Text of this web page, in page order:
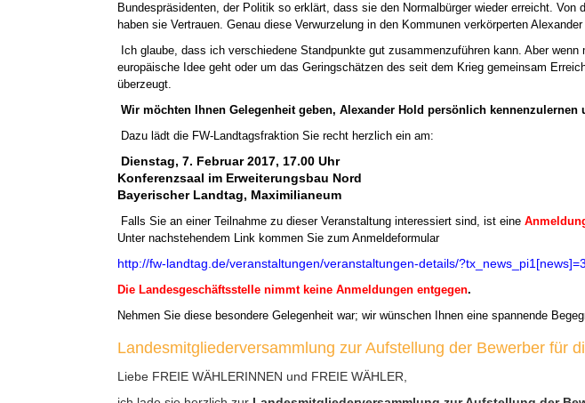
Bundespräsidenten, der Politik so erklärt, dass sie den Normalbürger wieder erreicht. Von
haben sie Vertrauen. Genau diese Verwurzelung in den Kommunen verkörperten
Ich glaube, dass ich verschiedene Standpunkte gut zusammenzuführen kann. Aber
europäische Idee geht oder um das Geringschätzen des seit dem Krieg gemeinsam
überzeugt.
Wir möchten Ihnen Gelegenheit geben, Alexander Hold persönlich
Dazu lädt die FW-Landtagsfraktion Sie recht herzlich ein am:
Dienstag, 7. Februar 2017, 17.00 Uhr
Konferenzsaal im Erweiterungsbau Nord
Bayerischer Landtag, Maximilianeum
Falls Sie an einer Teilnahme zu dieser Veranstaltung interessiert sind, ist eine
Unter nachstehendem Link kommen Sie zum Anmeldeformular
http://fw-landtag.de/veranstaltungen/veranstaltungen-details/
Die Landesgeschäftsstelle nimmt keine Anmeldungen entgegen.
Nehmen Sie diese besondere Gelegenheit war; wir wünschen Ihnen eine spannende
Landesmitgliederversammlung zur Aufstellung der Bewerber für
Liebe FREIE WÄHLERINNEN und FREIE WÄHLER,